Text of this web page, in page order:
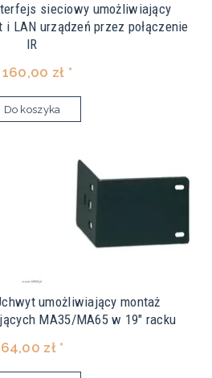
sieciowy umożliwiający
LAN urządzeń przez połączenie
IR
160,00 zł *
Do koszyka
umożliwiający montaż
MA35/MA65 w 19" racku
64,00 zł *